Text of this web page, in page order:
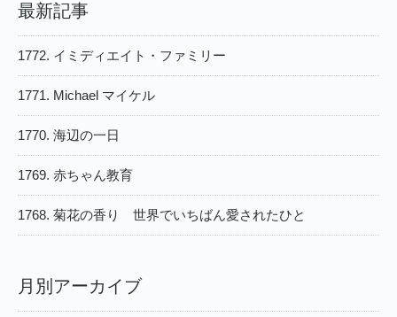
最新記事
1772. イミディエイト・ファミリー
1771. Michael マイケル
1770. 海辺の一日
1769. 赤ちゃん教育
1768. 菊花の香り 世界でいちばん愛されたひと
月別アーカイブ